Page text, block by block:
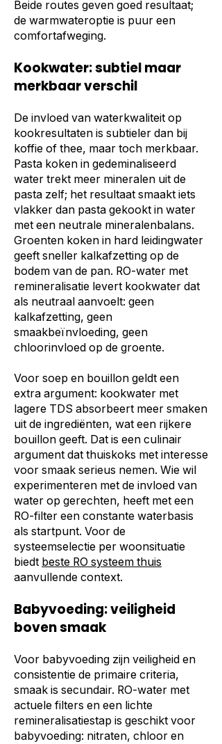
Beide routes geven goed resultaat;
de warmwateroptie is puur een
comfortafweging.
Kookwater: subtiel maar
merkbaar verschil
De invloed van waterkwaliteit op
kookresultaten is subtieler dan bij
koffie of thee, maar toch merkbaar.
Pasta koken in gedeminaliseerd
water trekt meer mineralen uit de
pasta zelf; het resultaat smaakt iets
vlakker dan pasta gekookt in water
met een neutrale mineralenbalans.
Groenten koken in hard leidingwater
geeft sneller kalkafzetting op de
bodem van de pan. RO-water met
remineralisatie levert kookwater dat
als neutraal aanvoelt: geen
kalkafzetting, geen
smaakbeïnvloeding, geen
chloorinvloed op de groente.
Voor soep en bouillon geldt een
extra argument: kookwater met
lagere TDS absorbeert meer smaken
uit de ingrediënten, wat een rijkere
bouillon geeft. Dat is een culinair
argument dat thuiskoks met interesse
voor smaak serieus nemen. Wie wil
experimenteren met de invloed van
water op gerechten, heeft met een
RO-filter een constante waterbasis
als startpunt. Voor de
systeemselectie per woonsituatie
biedt beste RO systeem thuis
aanvullende context.
Babyvoeding: veiligheid
boven smaak
Voor babyvoeding zijn veiligheid en
consistentie de primaire criteria,
smaak is secundair. RO-water met
actuele filters en een lichte
remineralisatiestap is geschikt voor
babyvoeding: nitraten, chloor en